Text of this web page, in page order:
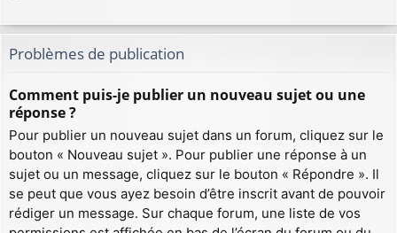
Problèmes de publication
Comment puis-je publier un nouveau sujet ou une
réponse ?
Pour publier un nouveau sujet dans un forum, cliquez sur le
bouton « Nouveau sujet ». Pour publier une réponse à un
sujet ou un message, cliquez sur le bouton « Répondre ». Il
se peut que vous ayez besoin d’être inscrit avant de pouvoir
rédiger un message. Sur chaque forum, une liste de vos